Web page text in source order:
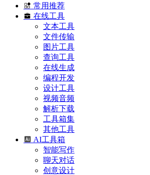
常用推荐
在线工具
文本工具
文件传输
图片工具
查询工具
在线生成
编程开发
设计工具
视频音频
解析下载
工具箱集
其他工具
AI工具箱
智能写作
聊天对话
创意设计